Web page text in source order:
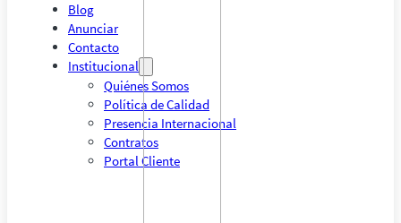
Blog
Anunciar
Contacto
Institucional
Quiénes Somos
Política de Calidad
Presencia Internacional
Contratos
Portal Cliente